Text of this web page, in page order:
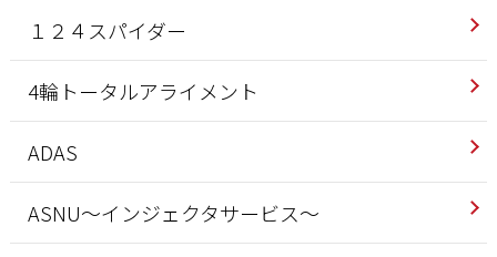
１２４スパイダー
4輪トータルアライメント
ADAS
ASNU～インジェクタサービス～